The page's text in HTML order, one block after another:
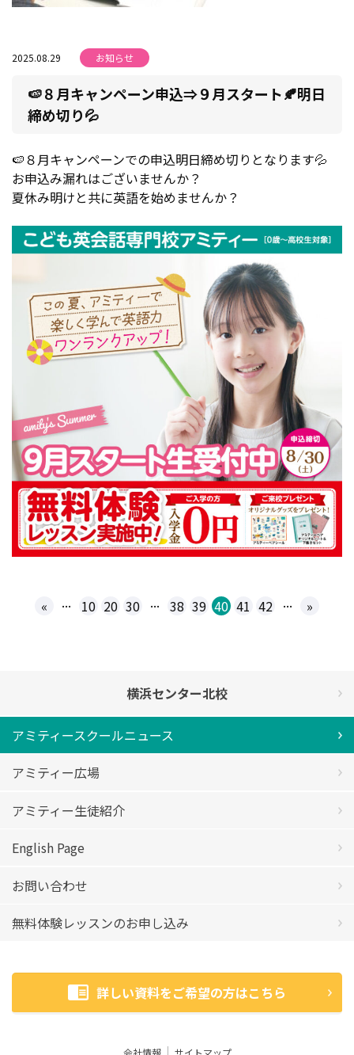
2025.08.29 お知らせ
🍉８月キャンペーン申込⇒９月スタート🍂明日
締め切り💦
🍉８月キャンペーンでの申込明日締め切りとなります💦
お申込み漏れはございませんか？
夏休み明けと共に英語を始めませんか？
« ... 10 20 30 ... 38 39 40 41 42 ... »
横浜センター北校
アミティースクールニュース
アミティー広場
アミティー生徒紹介
English Page
お問い合わせ
無料体験レッスンのお申し込み
詳しい資料をご希望の方はこちら